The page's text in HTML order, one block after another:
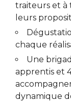
traiteurs et à
leurs
chaque
Une
apprentis et
dynamique